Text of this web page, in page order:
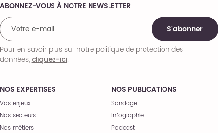
NOS EXPERTISES
Vos enjeux
Nos secteurs
Nos métiers
NOS PUBLICATIONS
Sondage
Infographie
Podcast
Comments
ABONNEZ-VOUS À NOTRE NEWSLETTER
S'abonner
Pour en savoir plus sur notre politique de protection des
données,cliquez-ici.